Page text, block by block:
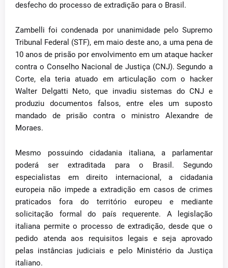
desfecho do processo de extradição para o Brasil.
Zambelli foi condenada por unanimidade pelo Supremo
Tribunal Federal (STF), em maio deste ano, a uma pena de
10 anos de prisão por envolvimento em um ataque hacker
contra o Conselho Nacional de Justiça (CNJ). Segundo a
Corte, ela teria atuado em articulação com o hacker
Walter Delgatti Neto, que invadiu sistemas do CNJ e
produziu documentos falsos, entre eles um suposto
mandado de prisão contra o ministro Alexandre de
Moraes.
Mesmo possuindo cidadania italiana, a parlamentar
poderá ser extraditada para o Brasil. Segundo
especialistas em direito internacional, a cidadania
europeia não impede a extradição em casos de crimes
praticados fora do território europeu e mediante
solicitação formal do país requerente. A legislação
italiana permite o processo de extradição, desde que o
pedido atenda aos requisitos legais e seja aprovado
pelas instâncias judiciais e pelo Ministério da Justiça
italiano.